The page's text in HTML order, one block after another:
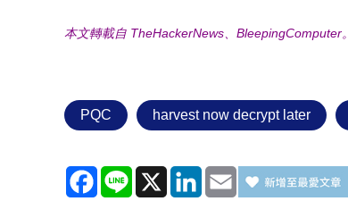
本文轉載自 TheHackerNews、BleepingComputer。
PQC harvest now decrypt later
Facebook
Line X LinkedInEmail